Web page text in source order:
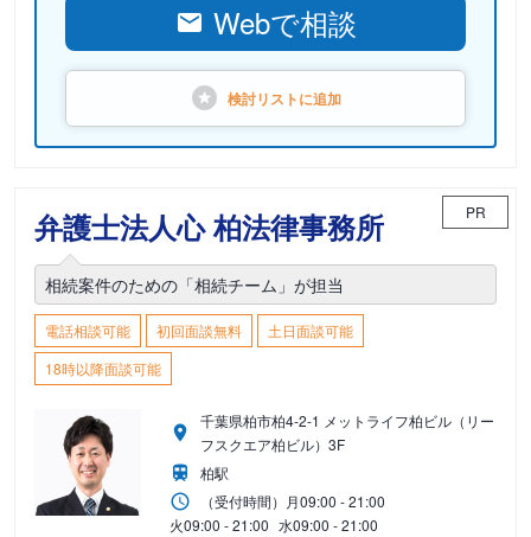
Webで相談
検討リストに追加
弁護士法人心 柏法律事務所 PR
相続案件のための「相続チーム」が担当
電話相談可能 初回面談無料
土日面談可能
18時以降面談可能
千葉県柏市柏4-2-1 メットライフ柏ビル（リー
フスクエア柏ビル）3F
柏駅
（受付時間） 月09:00 - 21:00
火09:00 - 21:00 水09:00 - 21:00